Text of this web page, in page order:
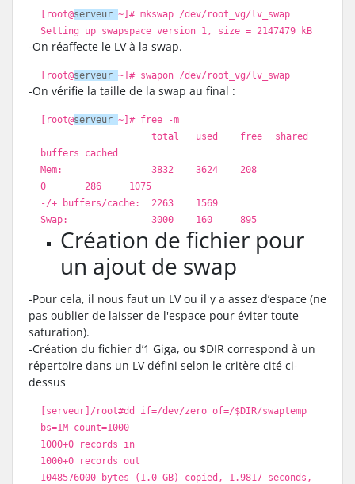
[root@serveur ~] # mkswap /dev/root_vg/lv_swap
Setting up swapspace version 1, size = 2147479 kB
-On réaffecte le LV à la swap.
[root@serveur ~] # swapon /dev/root_vg/lv_swap
-On vérifie la taille de la swap au final :
[root@serveur ~] # free -m
total used free
shared
buffers cached
Mem: 3832 3624 208
0 286 1075
-/+ buffers/cache: 2263 1569
Swap: 3000 160 895
Création de fichier pour
un ajout de swap
-Pour cela, il nous faut un LV ou il y a assez d’espace (ne
pas oublier de laisser de l'espace pour éviter toute
saturation).
-Création du fichier d’1 Giga, ou $DIR correspond à un
répertoire dans un LV défini selon le critère cité ci-
dessus
[serveur] /root#dd if=/dev/zero of=/$DIR/swaptemp
bs=1M count=1000
1000+0 records in
1000+0 records out
1048576000 bytes (1.0 GB) copied, 1.9817 seconds,